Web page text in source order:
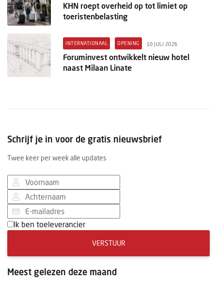
KHN roept overheid op tot limiet op
toeristenbelasting
INTERNATIONAAL OPENING 10 JULI 2026
Foruminvest ontwikkelt nieuw hotel
naast Milaan Linate
Schrijf je in voor de gratis nieuwsbrief
Twee keer per week alle updates
Ik ben toeleverancier
VERSTUUR
Meest gelezen deze maand